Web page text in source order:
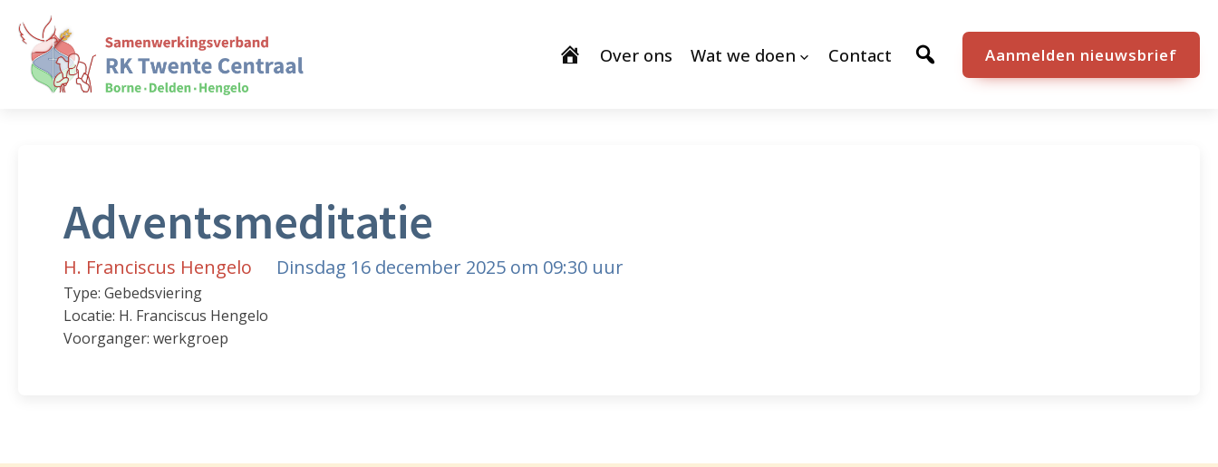
Over ons Wat we doen Contact Aanmelden nieuwsbrief
Adventsmeditatie
H. Franciscus Hengelo Dinsdag 16 december 2025 om 09:30 uur
Type: Gebedsviering
Locatie: H. Franciscus Hengelo
Voorganger: werkgroep